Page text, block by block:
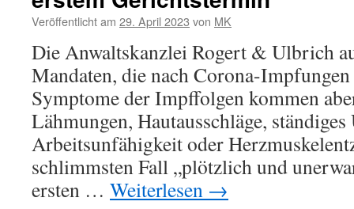
Veröffentlicht am 29. April 2023 von MK
Die Anwaltskanzlei Rogert & Ulbrich
Mandaten, die nach Corona-
Symptome der Impffolgen kommen
Lähmungen, Hautausschläge,
Arbeitsunfähigkeit oder
schlimmsten Fall „plötzlich und
ersten … Weiterlesen →